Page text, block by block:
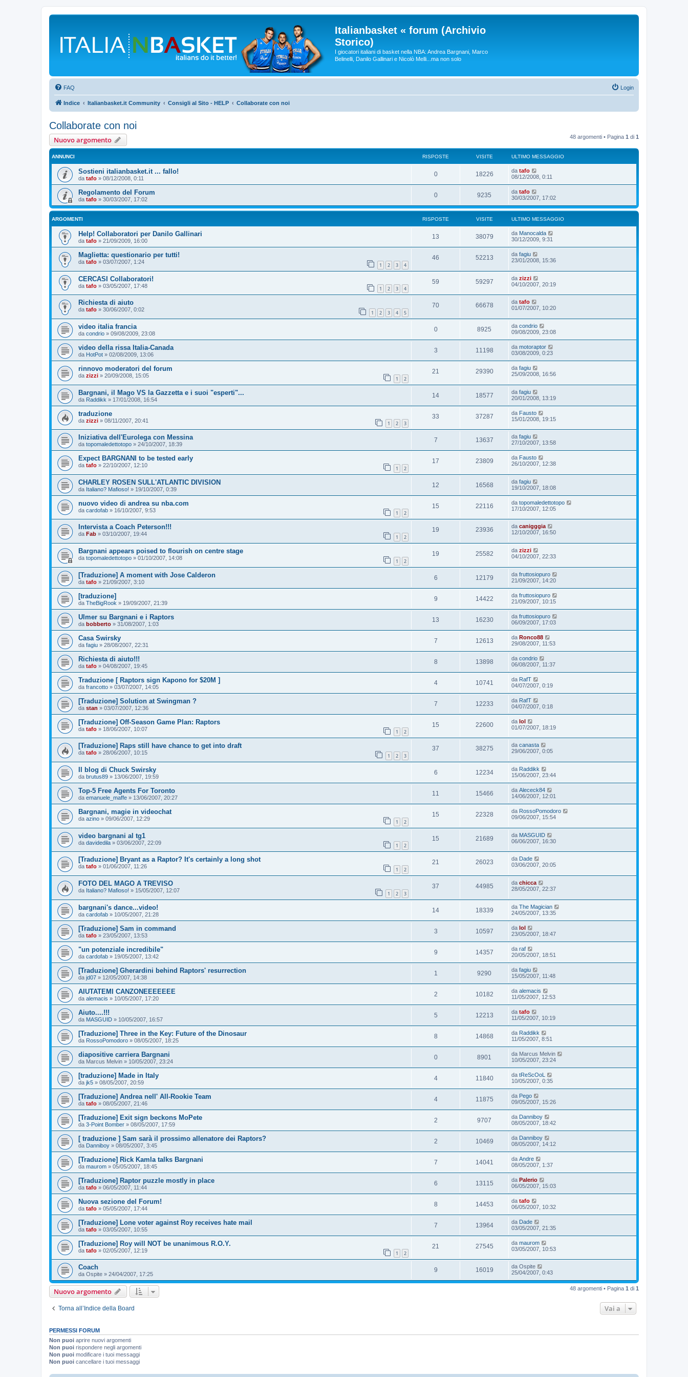
Italianbasket « forum (Archivio
Storico)
I giocatori italiani di basket nella NBA: Andrea Bargnani, Marco
Belinelli, Danilo Gallinari e Nicolò Melli...ma non solo
FAQ Login
Indice Italianbasket.it Community Consigli al Sito - HELP Collaborate con noi
Collaborate con noi
Nuovo argomento 48 argomenti • Pagina 1 di 1
ANNUNCI RISPOSTE VISITE ULTIMO MESSAGGIO
Sostieni italianbasket.it ... fallo!
da tafo » 08/12/2008, 0:11
0 18226 da tafo
08/12/2008, 0:11
Regolamento del Forum
da tafo » 30/03/2007, 17:02
0 9235 da tafo
30/03/2007, 17:02
ARGOMENTI RISPOSTE VISITE ULTIMO MESSAGGIO
Help! Collaboratori per Danilo Gallinari
da tafo » 21/09/2009, 16:00
13 38079 da Manocalda
30/12/2009, 9:31
Maglietta: questionario per tutti!
da tafo » 03/07/2007, 1:24 1 2 3 4
46 52213 da fagiu
23/01/2008, 15:36
CERCASI Collaboratori!
da tafo » 03/05/2007, 17:48 1 2 3 4
59 59297 da zizzi
04/10/2007, 20:19
Richiesta di aiuto
da tafo » 30/06/2007, 0:02 1 2 3 4 5
70 66678 da tafo
01/07/2007, 10:20
video italia francia
da condrio » 09/08/2009, 23:08
0 8925 da condrio
09/08/2009, 23:08
video della rissa Italia-Canada
da HotPot » 02/08/2009, 13:06
3 11198 da motoraptor
03/08/2009, 0:23
rinnovo moderatori del forum
da zizzi » 20/09/2008, 15:05 1 2
21 29390 da fagiu
25/09/2008, 16:56
Bargnani, il Mago VS la Gazzetta e i suoi "esperti"...
da Raddikk » 17/01/2008, 16:54
14 18577 da fagiu
20/01/2008, 13:19
traduzione
da zizzi » 08/11/2007, 20:41 1 2 3
33 37287 da Fausto
15/01/2008, 19:15
Iniziativa dell'Eurolega con Messina
da topomaledettotopo » 24/10/2007, 18:39
7 13637 da fagiu
27/10/2007, 13:58
Expect BARGNANI to be tested early
da tafo » 22/10/2007, 12:10 1 2
17 23809 da Fausto
26/10/2007, 12:38
CHARLEY ROSEN SULL'ATLANTIC DIVISION
da Italiano? Mafioso! » 19/10/2007, 0:39
12 16568 da fagiu
19/10/2007, 18:08
nuovo video di andrea su nba.com
da cardofab » 16/10/2007, 9:53 1 2
15 22116 da topomaledettotopo
17/10/2007, 12:05
Intervista a Coach Peterson!!!
da Fab » 03/10/2007, 19:44 1 2
19 23936 da canigggia
12/10/2007, 16:50
Bargnani appears poised to flourish on centre stage
da topomaledettotopo » 01/10/2007, 14:08 1 2
19 25582 da zizzi
04/10/2007, 22:33
[Traduzione] A moment with Jose Calderon
da tafo » 21/09/2007, 3:10
6 12179 da fruttosiopuro
21/09/2007, 14:20
[traduzione]
da TheBigRook » 19/09/2007, 21:39
9 14422 da fruttosiopuro
21/09/2007, 10:15
Ulmer su Bargnani e i Raptors
da bobberto » 31/08/2007, 1:03
13 16230 da fruttosiopuro
06/09/2007, 17:03
Casa Swirsky
da fagiu » 28/08/2007, 22:31
7 12613 da Ronco88
29/08/2007, 11:53
Richiesta di aiuto!!!
da tafo » 04/08/2007, 19:45
8 13898 da condrio
06/08/2007, 11:37
Traduzione [ Raptors sign Kapono for $20M ]
da francotto » 03/07/2007, 14:05
4 10741 da RafT
04/07/2007, 0:19
[Traduzione] Solution at Swingman ?
da stan » 03/07/2007, 12:36
7 12233 da RafT
04/07/2007, 0:18
[Traduzione] Off-Season Game Plan: Raptors
da tafo » 18/06/2007, 10:07 1 2
15 22600 da lol
01/07/2007, 18:19
[Traduzione] Raps still have chance to get into draft
da tafo » 28/06/2007, 10:15 1 2 3
37 38275 da canasta
29/06/2007, 0:05
Il blog di Chuck Swirsky
da brutus89 » 13/06/2007, 19:59
6 12234 da Raddikk
15/06/2007, 23:44
Top-5 Free Agents For Toronto
da emanuele_maffe » 13/06/2007, 20:27
11 15466 da Alececk84
14/06/2007, 12:01
Bargnani, magie in videochat
da azino » 09/06/2007, 12:29 1 2
15 22328 da RossoPomodoro
09/06/2007, 15:54
video bargnani al tg1
da davidedila » 03/06/2007, 22:09 1 2
15 21689 da MASGUID
06/06/2007, 16:30
[Traduzione] Bryant as a Raptor? It's certainly a long shot
da tafo » 01/06/2007, 11:26 1 2
21 26023 da Dade
03/06/2007, 20:05
FOTO DEL MAGO A TREVISO
da Italiano? Mafioso! » 15/05/2007, 12:07 1 2 3
37 44985 da chicca
28/05/2007, 22:37
bargnani's dance...video!
da cardofab » 10/05/2007, 21:28
14 18339 da The Magician
24/05/2007, 13:35
[Traduzione] Sam in command
da tafo » 23/05/2007, 13:53
3 10597 da lol
23/05/2007, 18:47
"un potenziale incredibile"
da cardofab » 19/05/2007, 13:42
9 14357 da raf
20/05/2007, 18:51
[Traduzione] Gherardini behind Raptors' resurrection
da jd07 » 12/05/2007, 14:38
1 9290 da fagiu
15/05/2007, 11:48
AIUTATEMI CANZONEEEEEEE
da alemacis » 10/05/2007, 17:20
2 10182 da alemacis
11/05/2007, 12:53
Aiuto....!!!
da MASGUID » 10/05/2007, 16:57
5 12213 da tafo
11/05/2007, 10:19
[Traduzione] Three in the Key: Future of the Dinosaur
da RossoPomodoro » 08/05/2007, 18:25
8 14868 da Raddikk
11/05/2007, 8:51
diapositive carriera Bargnani
da Marcus Melvin » 10/05/2007, 23:24
0 8901 da Marcus Melvin
10/05/2007, 23:24
[traduzione] Made in Italy
da jk5 » 08/05/2007, 20:59
4 11840 da tReScOoL
10/05/2007, 0:35
[Traduzione] Andrea nell' All-Rookie Team
da tafo » 08/05/2007, 21:46
4 11875 da Pego
09/05/2007, 15:26
[Traduzione] Exit sign beckons MoPete
da 3-Point Bomber » 08/05/2007, 17:59
2 9707 da Danniboy
08/05/2007, 18:42
[ traduzione ] Sam sarà il prossimo allenatore dei Raptors?
da Danniboy » 08/05/2007, 3:45
2 10469 da Danniboy
08/05/2007, 14:12
[Traduzione] Rick Kamla talks Bargnani
da maurom » 05/05/2007, 18:45
7 14041 da Andre
08/05/2007, 1:37
[Traduzione] Raptor puzzle mostly in place
da tafo » 06/05/2007, 11:44
6 13115 da Palerio
06/05/2007, 15:03
Nuova sezione del Forum!
da tafo » 05/05/2007, 17:44
8 14453 da tafo
06/05/2007, 10:32
[Traduzione] Lone voter against Roy receives hate mail
da tafo » 03/05/2007, 10:55
7 13964 da Dade
03/05/2007, 21:35
[Traduzione] Roy will NOT be unanimous R.O.Y.
da tafo » 02/05/2007, 12:19 1 2
21 27545 da maurom
03/05/2007, 10:53
Coach
da Ospite » 24/04/2007, 17:25
9 16019 da Ospite
25/04/2007, 0:43
Nuovo argomento 48 argomenti • Pagina 1 di 1
Torna all’Indice della Board Vai a
PERMESSI FORUM
Non puoi aprire nuovi argomenti
Non puoi rispondere negli argomenti
Non puoi modificare i tuoi messaggi
Non puoi cancellare i tuoi messaggi